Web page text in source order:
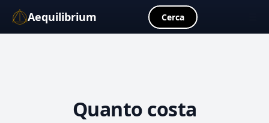
Aequilibrium Cerca
Quanto costa